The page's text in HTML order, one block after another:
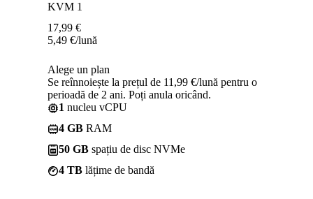
KVM 1
17,99 €
5,49 €/lună
Alege un plan
Se reînnoiește la prețul de 11,99 €/lună pentru o
perioadă de 2 ani. Poți anula oricând.
1 nucleu vCPU
4 GB RAM
50 GB spațiu de disc NVMe
4 TB lățime de bandă